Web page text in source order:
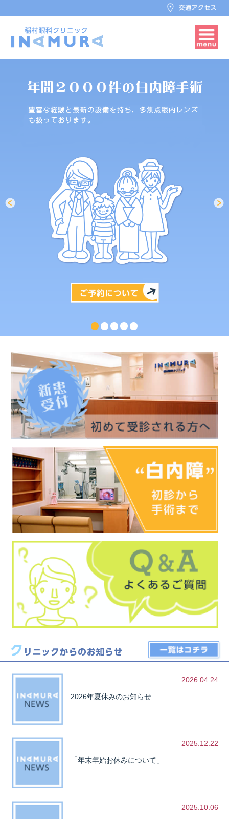
2026.04.24
2026年夏休みのお知らせ
2025.12.22
「年末年始お休みについて」
2025.10.06